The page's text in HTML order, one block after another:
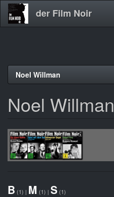
Direkt
der Film Noir
Noel Willman
Noel Willman
B (1) | M (1) | S (1)